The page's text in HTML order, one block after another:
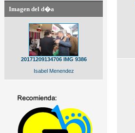
Imagen del d�a
20171209134706 IMG 9386
Isabel Menendez